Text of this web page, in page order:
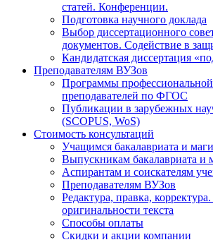
статей. Конференции.
Подготовка научного доклада
Выбор диссертационного
документов. Содействие в
Кандидатская диссертация
Преподавателям ВУЗов
Программы
преподавателей по ФГОС
Публикации в зарубежных
(SCOPUS, WoS)
Стоимость консультаций
Учащимся бакалавриата и
Выпускникам бакалавриата и
Аспирантам и соискателям
Преподавателям ВУЗов
Редактура, правка,
оригинальности текста
Способы оплаты
Скидки и акции компании